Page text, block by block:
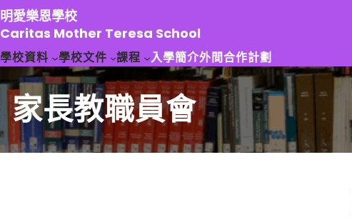
跳
至
主
要
容
明愛樂恩學校
Caritas Mother Teresa School
學校資料 學校文件 課程 入學簡介外間合作計劃
家長教職員會